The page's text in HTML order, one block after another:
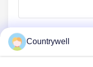
Countrywell